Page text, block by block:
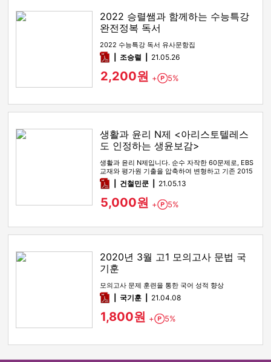
2022 승렬쌤과 함께하는 수능특강
완전정복 독서
2022 수능특강 독서 유사문항집
pdf조승렬 21.05.26
2,200원 + Point
5%
생활과 윤리 N제 <아리스토텔레스
도 인정하는 생윤보감>
생활과 윤리 N제입니다. 순수 자작한 60문제로, EBS
교재와 평가원 기출을 압축하여 변형하고 기존 2015
개정교육과정 교과…
pdf건철민쿤 21.05.13
5,000원 + Point
5%
2020년 3월 고1 모의고사 문법 국
기훈
모의고사 문제 훈련을 통한 국어 성적 향상
pdf국기훈 21.04.08
1,800원 + Point
5%